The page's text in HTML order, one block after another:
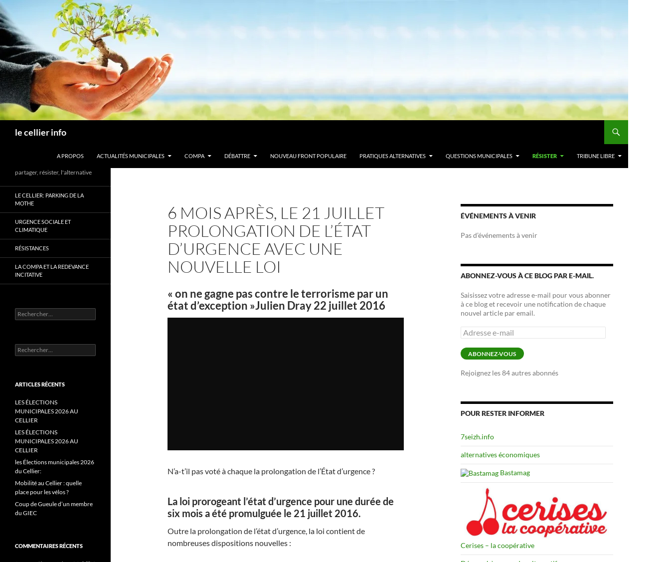
Aller
au
contenu
le cellier info
A PROPOS ACTUALITÉS MUNICIPALES COMPA DÉBATTRE NOUVEAU FRONT POPULAIRE PRATIQUES ALTERNATIVES QUESTIONS MUNICIPALES RÉSISTER TRIBUNE LIBRE
6 MOIS APRÈS, LE 21 JUILLET
PROLONGATION DE L’ÉTAT
D’URGENCE AVEC UNE
NOUVELLE LOI
« on ne gagne pas contre le terrorisme par un
état d’exception »Julien Dray 22 juillet 2016
N’a-t’il pas voté à chaque la prolongation de l’État d’urgence ?
La loi prorogeant l’état d’urgence pour une durée de
six mois a été promulguée le 21 juillet 2016.
Outre la prolongation de l’état d’urgence, la loi contient de
nombreuses dispositions nouvelles :
ÉVÉNEMENTS À VENIR
Pas d’événements à venir
ABONNEZ-VOUS À CE BLOG PAR E-MAIL.
Saisissez votre adresse e-mail pour vous abonner
à ce blog et recevoir une notification de chaque
nouvel article par email.
Adresse
e-
mail
ABONNEZ-VOUS
Rejoignez les 84 autres abonnés
POUR RESTER INFORMER
7seizh.info
alternatives économiques
Bastamag
Cerises – la coopérative
partager, résister, l'alternative
LE CELLIER: PARKING DE LA
MOTHE
URGENCE SOCIALE ET
CLIMATIQUE
RÉSISTANCES
LA COMPA ET LA REDEVANCE
INCITATIVE
Rechercher :
Rechercher :
ARTICLES RÉCENTS
LES ÉLECTIONS
MUNICIPALES 2026 AU
CELLIER
LES ÉLECTIONS
MUNICIPALES 2026 AU
CELLIER
les Élections municipales 2026
du Cellier:
Mobilité au Cellier : quelle
place pour les vélos ?
Coup de Gueule d’un membre
du GIEC
COMMENTAIRES RÉCENTS